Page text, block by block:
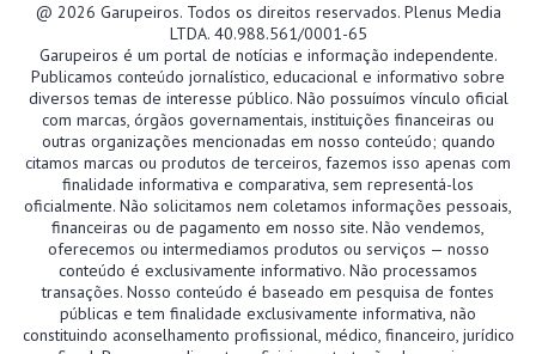
@ 2026 Garupeiros. Todos os direitos reservados. Plenus Media
LTDA. 40.988.561/0001-65
Garupeiros é um portal de notícias e informação independente.
Publicamos conteúdo jornalístico, educacional e informativo sobre
diversos temas de interesse público. Não possuímos vínculo oficial
com marcas, órgãos governamentais, instituições financeiras ou
outras organizações mencionadas em nosso conteúdo; quando
citamos marcas ou produtos de terceiros, fazemos isso apenas com
finalidade informativa e comparativa, sem representá-los
oficialmente. Não solicitamos nem coletamos informações pessoais,
financeiras ou de pagamento em nosso site. Não vendemos,
oferecemos ou intermediamos produtos ou serviços — nosso
conteúdo é exclusivamente informativo. Não processamos
transações. Nosso conteúdo é baseado em pesquisa de fontes
públicas e tem finalidade exclusivamente informativa, não
constituindo aconselhamento profissional, médico, financeiro, jurídico